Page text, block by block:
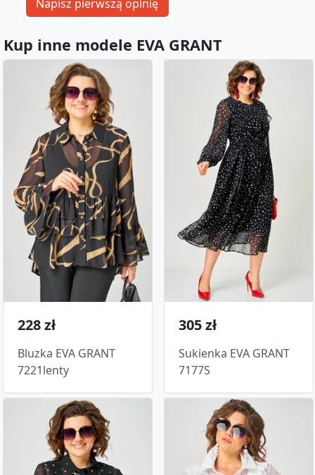
Kup inne modele EVA GRANT
228 zł
Bluzka EVA GRANT
7221lenty
305 zł
Sukienka EVA GRANT
7177S